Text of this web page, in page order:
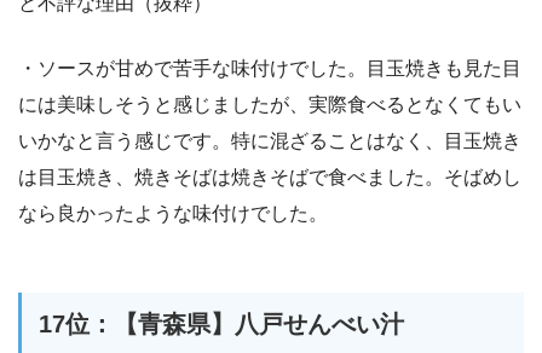
・ソースが甘めで苦手な味付けでした。目玉焼きも見た目
には美味しそうと感じましたが、実際食べるとなくてもい
いかなと言う感じです。特に混ざることはなく、目玉焼き
は目玉焼き、焼きそばは焼きそばで食べました。そばめし
なら良かったような味付けでした。
17位：【青森県】八戸せんべい汁